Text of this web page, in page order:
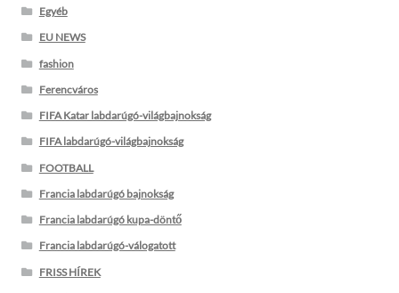
Egyéb
EU NEWS
fashion
Ferencváros
FIFA Katar labdarúgó-világbajnokság
FIFA labdarúgó-világbajnokság
FOOTBALL
Francia labdarúgó bajnokság
Francia labdarúgó kupa-döntő
Francia labdarúgó-válogatott
FRISS HÍREK